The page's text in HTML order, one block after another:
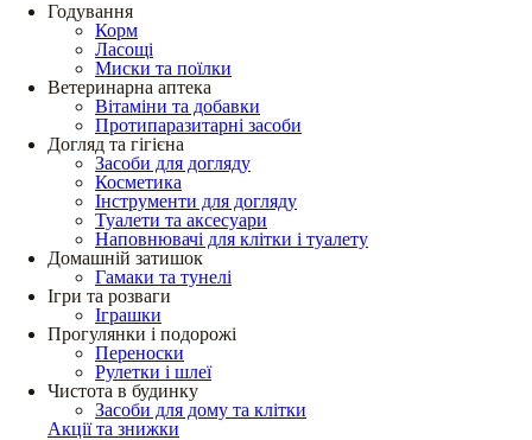
Годування
Корм
Ласощі
Миски та поїлки
Ветеринарна аптека
Вітаміни та добавки
Протипаразитарні засоби
Догляд та гігієна
Засоби для догляду
Косметика
Інструменти для догляду
Туалети та аксесуари
Наповнювачі для клітки і туалету
Домашній затишок
Гамаки та тунелі
Ігри та розваги
Іграшки
Прогулянки і подорожі
Переноски
Рулетки і шлеї
Чистота в будинку
Засоби для дому та клітки
Акції та знижки